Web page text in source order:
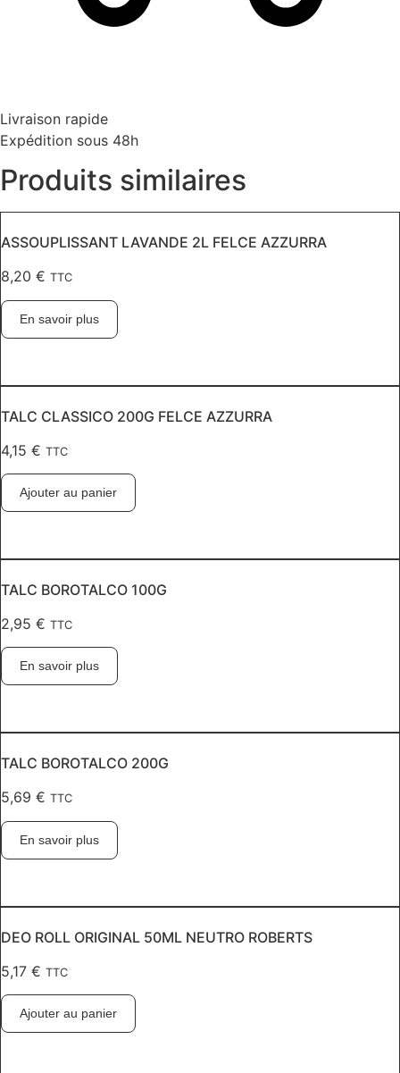
Livraison rapide
Expédition sous 48h
Produits similaires
ASSOUPLISSANT LAVANDE 2L FELCE AZZURRA
8,20 € TTC
En savoir plus
TALC CLASSICO 200G FELCE AZZURRA
4,15 € TTC
Ajouter au panier
TALC BOROTALCO 100G
2,95 € TTC
En savoir plus
TALC BOROTALCO 200G
5,69 € TTC
En savoir plus
DEO ROLL ORIGINAL 50ML NEUTRO ROBERTS
5,17 € TTC
Ajouter au panier